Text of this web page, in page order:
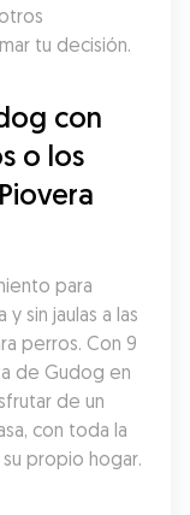
tu decisión.
con
o los
para
sin jaulas a las
perros. Con 9
de Gudog en
de un
con toda la
propio hogar.